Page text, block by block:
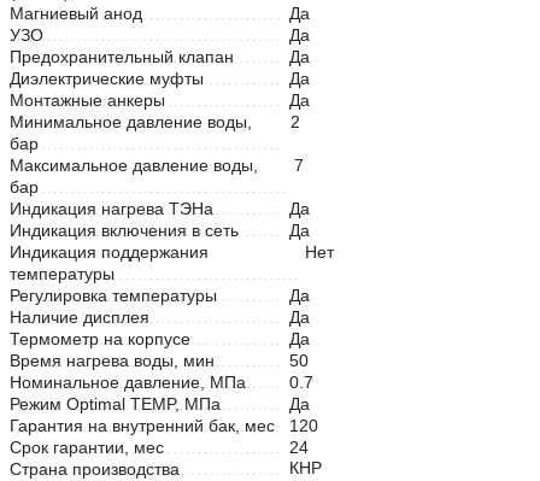
Магниевый анод
Да
УЗО
Да
Предохранительный клапан
Да
Диэлектрические муфты
Да
Монтажные анкеры
Да
Минимальное давление воды,
бар
2
Максимальное давление воды,
бар
7
Индикация нагрева ТЭНа
Да
Индикация включения в сеть
Да
Индикация поддержания
температуры
Нет
Регулировка температуры
Да
Наличие дисплея
Да
Термометр на корпусе
Да
Время нагрева воды, мин
50
Номинальное давление, МПа
0.7
Режим Optimal TEMP, МПа
Да
Гарантия на внутренний бак, мес
120
Срок гарантии, мес
24
Страна производства
КНР